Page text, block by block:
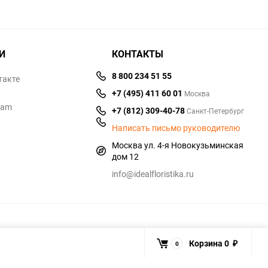
КОНТАКТЫ
8 800 234 51 55
+7 (495) 411 60 01 Москва
+7 (812) 309-40-78Санкт-Петербург
Написать письмо руководителю
Москва ул. 4-я Новокузьминская
дом 12
info@idealfloristika.ru
0 Корзина 0 ₽